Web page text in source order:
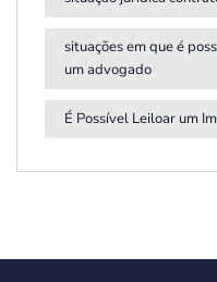
situações em que é
um advogado
É Possível Leiloar um